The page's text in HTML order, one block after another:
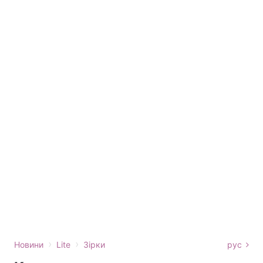
Новини › Lite › Зірки рус